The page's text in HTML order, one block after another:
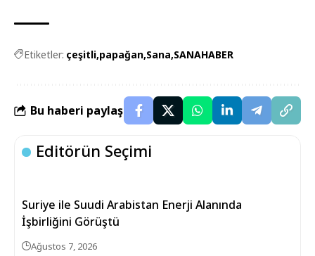
Etiketler: çeşitli papağan Sana SANAHABER
Bu haberi paylaş
Editörün Seçimi
Suriye ile Suudi Arabistan Enerji Alanında
İşbirliğini Görüştü
Ağustos 7, 2026